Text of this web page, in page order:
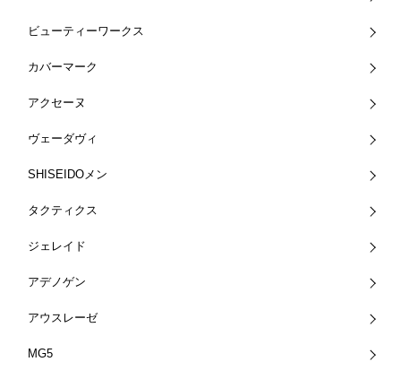
ビューティーワークス
カバーマーク
アクセーヌ
ヴェーダヴィ
SHISEIDOメン
タクティクス
ジェレイド
アデノゲン
アウスレーゼ
MG5